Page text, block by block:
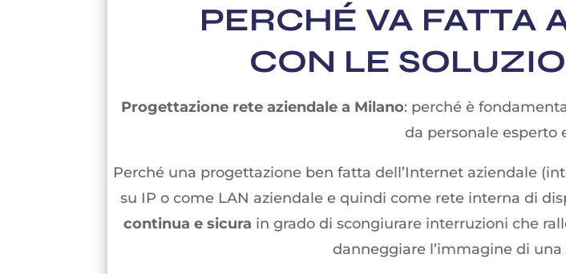
PERCHÉ VA FATTA
CON LE
Progettazione rete aziendale a Milano: perché è
da personale esperto
Perché una progettazione ben fatta dell’Internet aziendale
su IP o come LAN aziendale e quindi come rete interna di
continua e sicura in grado di scongiurare interruzioni che
danneggiare l’immagine di